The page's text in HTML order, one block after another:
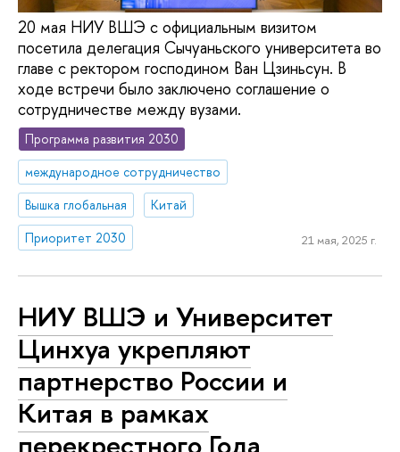
20 мая НИУ ВШЭ с официальным визитом
посетила делегация Сычуаньского университета во
главе с ректором господином Ван Цзиньсун. В
ходе встречи было заключено соглашение о
сотрудничестве между вузами.
Программа развития 2030
международное сотрудничество
Вышка глобальная
Китай
Приоритет 2030
21 мая, 2025 г.
НИУ ВШЭ и Университет
Цинхуа укрепляют
партнерство России и
Китая в рамках